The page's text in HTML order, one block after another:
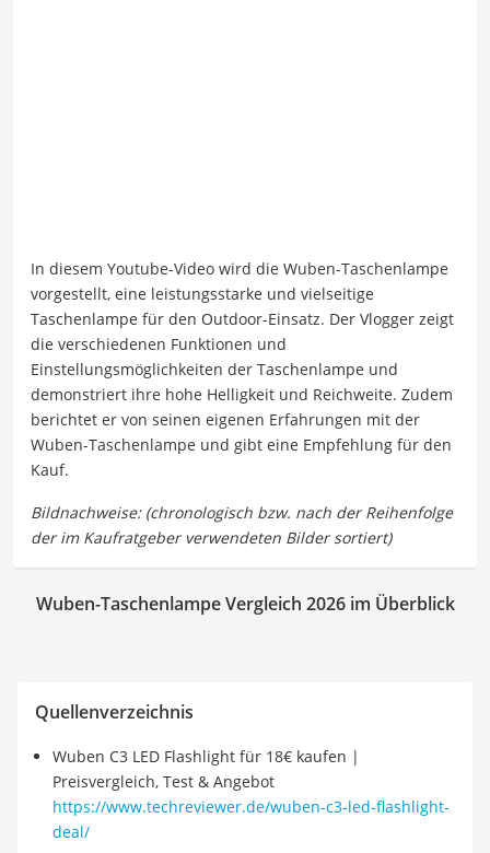
In diesem Youtube-Video wird die Wuben-Taschenlampe
vorgestellt, eine leistungsstarke und vielseitige
Taschenlampe für den Outdoor-Einsatz. Der Vlogger zeigt
die verschiedenen Funktionen und
Einstellungsmöglichkeiten der Taschenlampe und
demonstriert ihre hohe Helligkeit und Reichweite. Zudem
berichtet er von seinen eigenen Erfahrungen mit der
Wuben-Taschenlampe und gibt eine Empfehlung für den
Kauf.
Wuben-Taschenlampe Vergleich 2026 im Überblick
Quellenverzeichnis
Wuben C3 LED Flashlight für 18€ kaufen |
Preisvergleich, Test & Angebot
https://www.techreviewer.de/wuben-c3-led-flashlight-
deal/